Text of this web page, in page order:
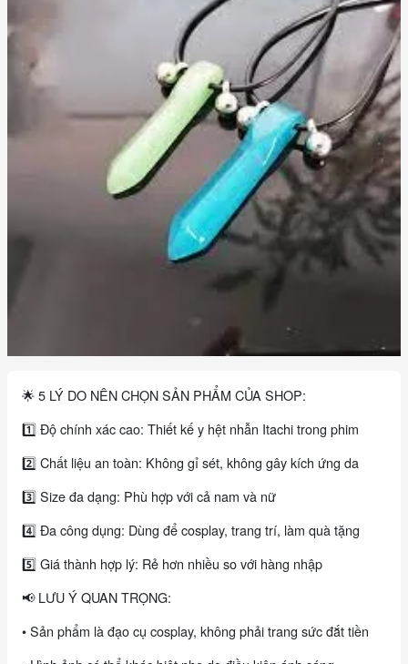
🌟 5 LÝ DO NÊN CHỌN SẢN PHẨM CỦA SHOP:
1️⃣ Độ chính xác cao: Thiết kế y hệt nhẫn Itachi trong phim
2️⃣ Chất liệu an toàn: Không gỉ sét, không gây kích ứng da
3️⃣ Size đa dạng: Phù hợp với cả nam và nữ
4️⃣ Đa công dụng: Dùng để cosplay, trang trí, làm quà tặng
5️⃣ Giá thành hợp lý: Rẻ hơn nhiều so với hàng nhập
📢 LƯU Ý QUAN TRỌNG:
• Sản phẩm là đạo cụ cosplay, không phải trang sức đắt tiền